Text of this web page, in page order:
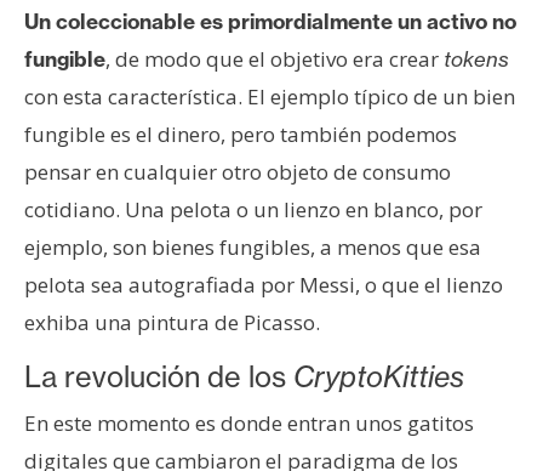
s
o
C
n
t
a
c
o
P
Un coleccionable es primordialmente un activo no
fungible, de modo que el objetivo era crear tokens
con esta característica. El ejemplo típico de un bien
fungible es el dinero, pero también podemos
pensar en cualquier otro objeto de consumo
cotidiano. Una pelota o un lienzo en blanco, por
ejemplo, son bienes fungibles, a menos que esa
pelota sea autografiada por Messi, o que el lienzo
exhiba una pintura de Picasso.
La revolución de los CryptoKitties
En este momento es donde entran unos gatitos
digitales que cambiaron el paradigma de los